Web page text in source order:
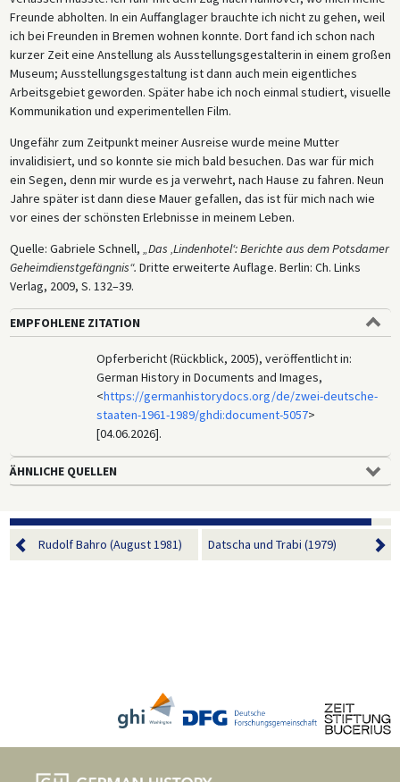
Freunde abholten. In ein Auffanglager brauchte ich nicht zu gehen, weil
ich bei Freunden in Bremen wohnen konnte. Dort fand ich schon nach
kurzer Zeit eine Anstellung als Ausstellungsgestalterin in einem großen
Museum; Ausstellungsgestaltung ist dann auch mein eigentliches
Arbeitsgebiet geworden. Später habe ich noch einmal studiert, visuelle
Kommunikation und experimentellen Film.
Ungefähr zum Zeitpunkt meiner Ausreise wurde meine Mutter
invalidisiert, und so konnte sie mich bald besuchen. Das war für mich
ein Segen, denn mir wurde es ja verwehrt, nach Hause zu fahren. Neun
Jahre später ist dann diese Mauer gefallen, das ist für mich nach wie
vor eines der schönsten Erlebnisse in meinem Leben.
Quelle: Gabriele Schnell, „Das ‚Lindenhotel‘: Berichte aus dem Potsdamer
Geheimdienstgefängnis“. Dritte erweiterte Auflage. Berlin: Ch. Links
Verlag, 2009, S. 132–39.
EMPFOHLENE ZITATION
Opferbericht (Rückblick, 2005), veröffentlicht in:
German History in Documents and Images,
<https://germanhistorydocs.org/de/zwei-deutsche-
staaten-1961-1989/ghdi:document-5057>
[04.06.2026].
ÄHNLICHE QUELLEN
Rudolf Bahro (August 1981) Datscha und Trabi (1979)